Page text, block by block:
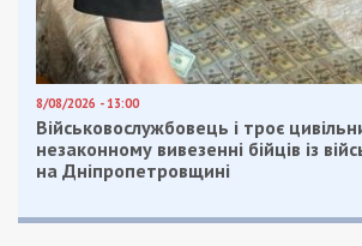
8/08/2026 - 13:00
Військовослужбовець і троє
незаконному вивезенні бійців із
на Дніпропетровщині